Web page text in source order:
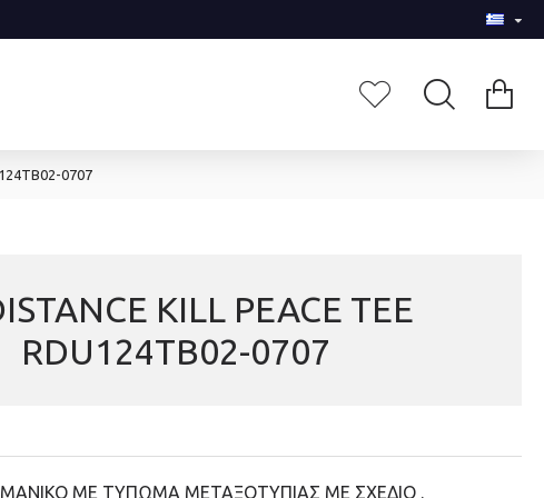
0707
KILL PEACE TEE
RDU124TB02-0707
ΜΕ ΤΥΠΩΜΑ ΜΕΤΑΞΟΤΥΠΙΑΣ ΜΕ ΣΧΕΔΙΟ .